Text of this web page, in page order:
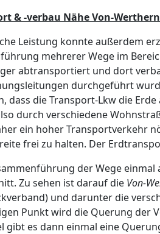
& -verbau Nähe Von-
Leistung konnte außerdem
mehrerer Wege im
abtransportiert und dort
durchgeführt
dass die Transport-Lkw die
durch verschiedene
ein hoher Transportverkehr
frei zu halten. Der
der Wege
Zu sehen ist darauf die Von-
und darunter die
Punkt wird die Querung der
gibt es dann einmal eine